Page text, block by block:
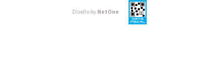
Diseño byNetOne